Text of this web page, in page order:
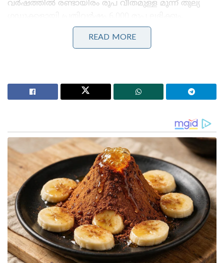
വര്‍ഷത്തില്‍ രണ്ടായിരം രൂപ വീതമുള്ള മൂന്ന് തുല്യ
നേരത്തെ ഇത് നാമമാത്ര ചെറുകിട കര്‍ഷകര്‍ക്ക്
(പരമാവധി അഞ്ച് ഏക്കര്‍ വരെ ഭൂവുടമകളുള്ളത്),
അവരുടെ ഭൂവുടമകളുടെ വലുപ്പം
കണക്കിലെടുക്കാതെ പദ്ധതിയുടെ ഭാഗമാക്കി.
മുതിർന്ന പോലീസ് ഉദ്യോഗസ്ഥനെ മർദ്ദിച്ചു, ഇൽതിജ
മുഫ്തിക്കെതിരെ കേസ്: വനിതാ പോലീസ് കയ്യേറ്റം
ചെയ്തതെന്ന് പി.ഡി.പി.
ആർ.ജി കർ കേസ്: തെളിവ് നശിപ്പിക്കലിൽ സമഗ്ര
അന്വേഷണത്തിന് പ്രത്യേക സി.ബി.ഐ സംഘത്തെ
നിയോഗിച്ച് കൽക്കട്ട ഹൈക്കോടതി
ഗുണഭോക്താക്കളുടെ പട്ടിക തയ്യാറാക്കി അവ
വിതരണം ചെയ്തതില്‍ പഞ്ചാബ്, ഹരിയാന,
ആന്ധ്രപ്രദേശ്, ഉത്തര്‍പ്രദേശ്, ഗുജറാത്ത്, തെലങ്കാന,
READ MORE